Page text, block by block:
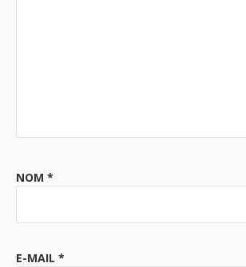
NOM *
E-MAIL *